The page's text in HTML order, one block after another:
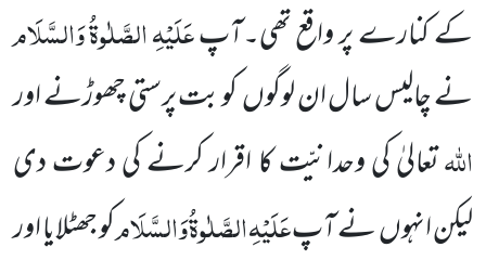
کے کنارے پر واقع تھی۔آپعَلَیْہِالصَّلٰوۃُوَالسَّلَام
نے چالیس سال ان لوگوںکو بت پرستی چھوڑنے اور
اللہتعالیٰ کی وحدانیّتکا اقرار کرنے کی دعوت دی
لیکن انہوںنے آپعَلَیْہِالصَّلٰوۃُوَالسَّلَامکو جھٹلایا اور